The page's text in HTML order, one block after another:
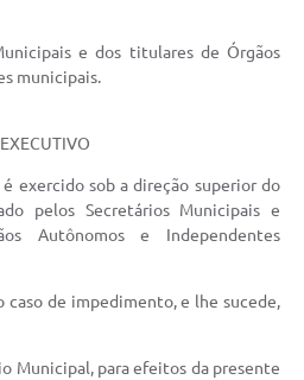
e dos titulares de Órgãos
municipais.
exercido sob a direção superior do
pelos Secretários Municipais e
Autônomos e Independentes
caso de impedimento, e lhe sucede,
Municipal, para efeitos da presente